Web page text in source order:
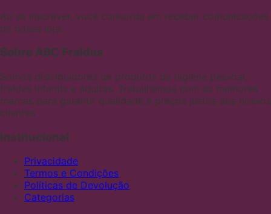
Ao se inscrever, você concorda em receber comunicações
de nossa loja.
Sobre ABC Fraldas
Somos distribuidores de produtos de higiene pessoal,
fraldas infantis e adultas. Trabalhamos com as melhores
marcas para garantir qualidade e preços justos aos nossos
clientes
Institucional
Privacidade
Termos e Condições
Políticas de Devolução
Categorias